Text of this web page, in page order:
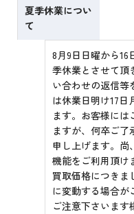
夏季休業につい
て
8月9日日曜から16
季休業とさせて頂
い合わせの返信等
は休業日明け17日
ます。お客様には
ますが、何卒ご了
申し上げます。尚
機能をご利用頂け
買取価格につきま
に変動する場合が
ご注意下さいます